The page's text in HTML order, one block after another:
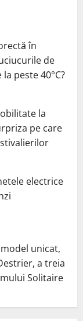
în
de
peste 40°C?
la
pe care
electrice
unicat,
a treia
Solitaire